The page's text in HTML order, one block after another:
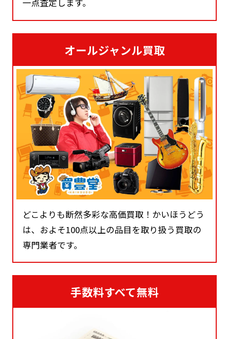
一点査定します。
オールジャンル買取
どこよりも断然多彩な高価買取！かいほうどう
は、およそ100点以上の品目を取り扱う買取の
専門業者です。
手数料すべて無料